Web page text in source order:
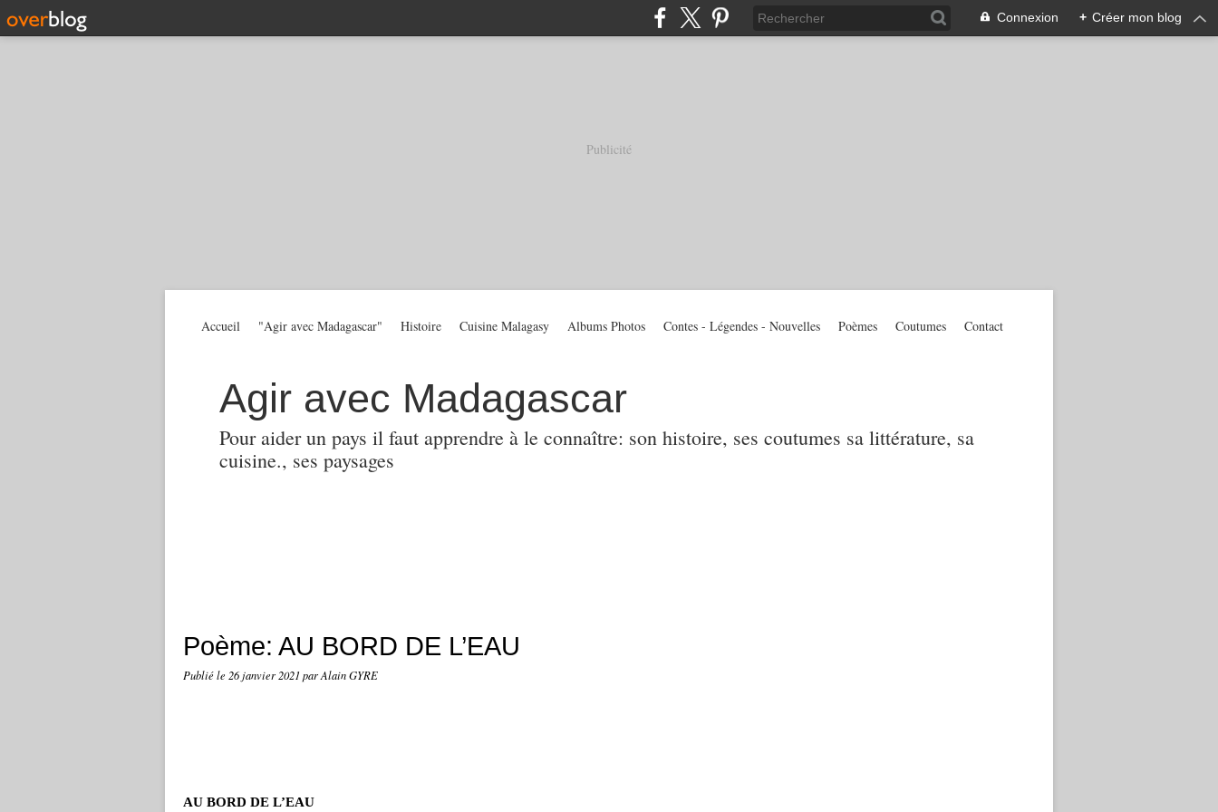
Connexion + Créer mon blog
Publicité
Agir avec Madagascar
Pour aider un pays il faut apprendre à le connaître: son histoire, ses coutumes sa littérature, sa
cuisine., ses paysages
Accueil "Agir avec Madagascar" Histoire Cuisine Malagasy Albums Photos Contes - Légendes - Nouvelles Poèmes Coutumes Contact
Poème: AU BORD DE L’EAU
Publié le 26 janvier 2021par Alain GYRE
AU BORD DE L’EAU